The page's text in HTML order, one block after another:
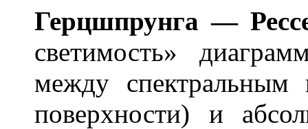
Герцшпрунга — Ре
светимость»
между спектральным
поверхности) и